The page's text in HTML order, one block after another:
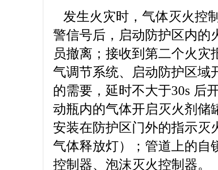
发生火灾时，气体灭火控
警信号后，启动防护区内的
员撤离；接收到第二个火
气调节系统、启动防护区域
的需要，延时不大于30s 后
动瓶内的气体开启灭火剂储
安装在防护区门外的指示灭
气体释放灯）；管道上的自
控制器、泡沫灭火控制器。